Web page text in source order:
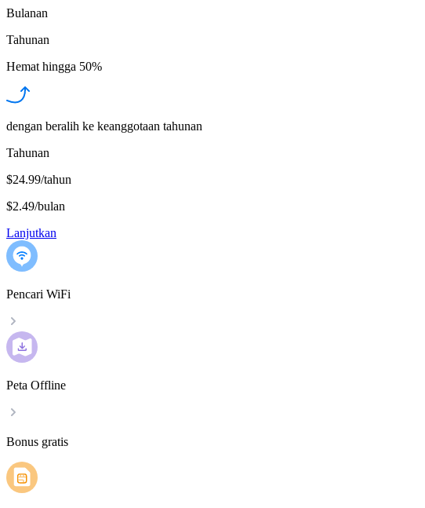
Bulanan
Tahunan
Hemat hingga 50%
dengan beralih ke keanggotaan tahunan
Tahunan
$24.99/tahun
$2.49/bulan
Lanjutkan
Pencari WiFi
Peta Offline
Bonus gratis